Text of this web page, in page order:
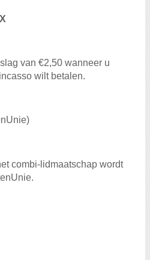
van €2,50 wanneer u
wilt betalen.
combi-lidmaatschap wordt